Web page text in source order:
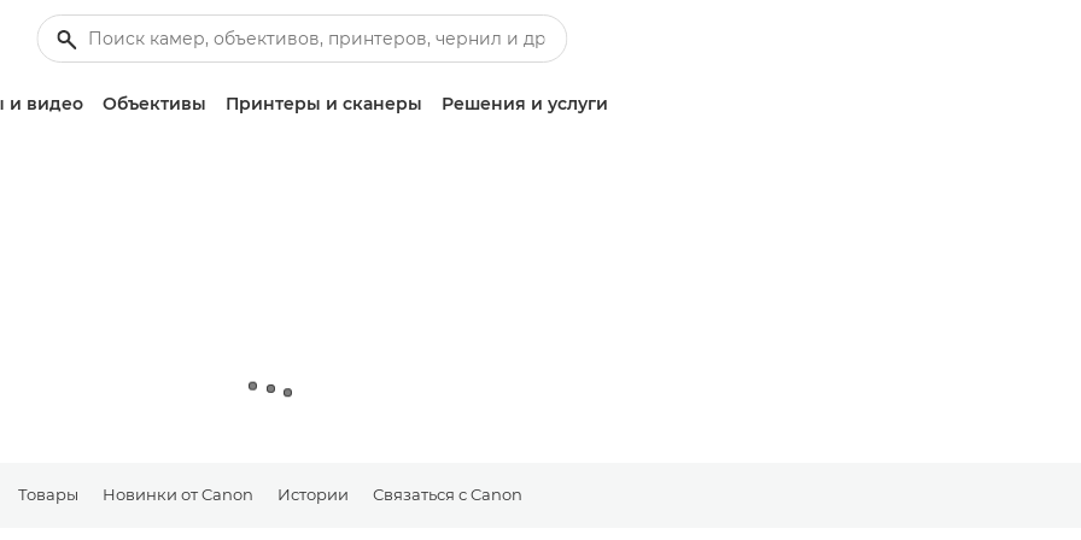
и видео Объективы Принтеры и сканеры Решения и услуги
Товары Новинки от Canon Истории Связаться с Canon